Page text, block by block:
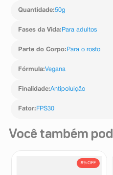
Quantidade:50g
Fases da Vida: Para adultos
Parte do Corpo: Para o rosto
Fórmula:Vegana
Finalidade:Antipoluição
Fator: FPS30
Você também
8%OFF